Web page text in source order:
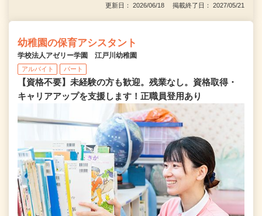
更新日： 2026/06/18 掲載終了日： 2027/05/21
幼稚園の保育アシスタント
学校法人アゼリー学園 江戸川幼稚園
アルバイト パート
【資格不要】未経験の方も歓迎。残業なし。資格取得・
キャリアアップを支援します！正職員登用あり